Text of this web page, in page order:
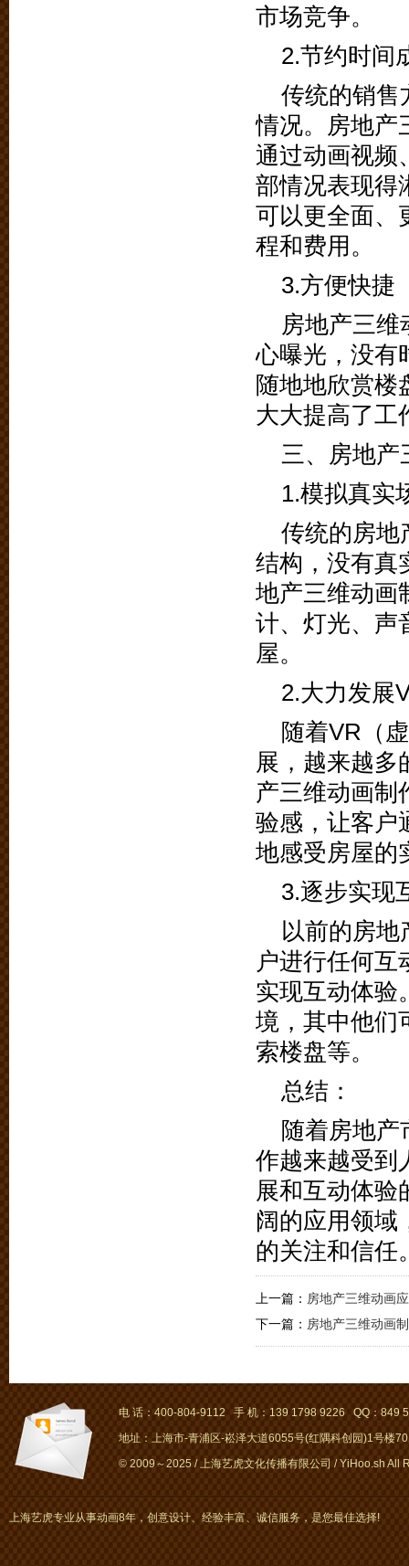
市场竞争。
2.节约时间
传统的销售
情况。房地产
通过动画视频
部情况表现得
可以更全面、
程和费用。
3.方便快捷
房地产三
心曝光，没有
随地地欣赏楼
大大提高了工
三、房地产
1.模拟真实
传统的房地
结构，没有真
地产三维动画
计、灯光、声
屋。
2.大力发展
随着VR（
展，越来越多
产三维动画制
验感，让客户
地感受房屋的
3.逐步实现
以前的房
户进行任何
实现互动体验
境，其中他们
索楼盘等。
总结：
随着房地
作越来越受到
展和互动体验
阔的应用领域
的关注和信任
上一篇： 房地产三维动画
下一篇： 房地产三维动画
电 话：400-804-9112 手 机：139 1798 9226 QQ：849
地址：上海市-青浦区-崧泽大道6055号(红隅科创园)1号楼
© 2009～2025 / 上海艺虎文化传播有限公司 / YiHoo.sh All
上海艺虎专业从事动画8年，创意设计、经验丰富、诚信服务，是您最佳选择!